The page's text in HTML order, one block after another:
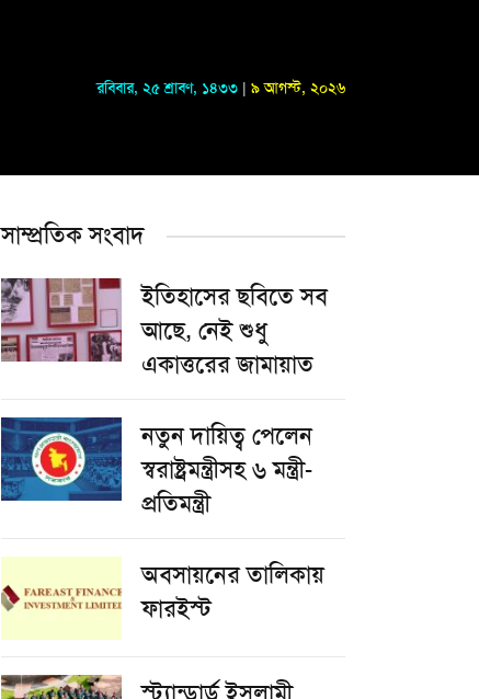
রবিবার, ২৫ শ্রাবণ, ১৪৩৩ | ৯ আগস্ট, ২০২৬
সাম্প্রতিক সংবাদ
ইতিহাসের ছবিতে সব
আছে, নেই শুধু
একাত্তরের জামায়াত
নতুন দায়িত্ব পেলেন
স্বরাষ্ট্রমন্ত্রীসহ ৬ মন্ত্রী-
প্রতিমন্ত্রী
অবসায়নের তালিকায়
ফারইস্ট